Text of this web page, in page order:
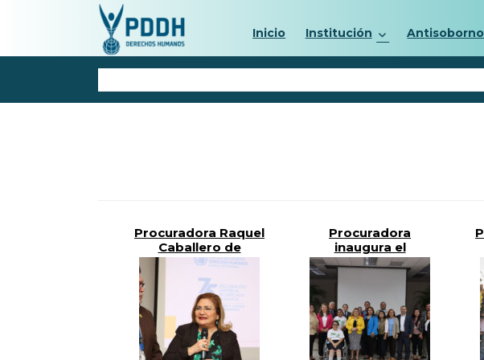
Inicio Institución Antisoborno
Procuradora Raquel
Caballero de
Guevara coordina
Jornada de
formación junto a la
Oficina del Alto
Comisionado de
Naciones Unidas
para los DDHH
Procuradora
inaugura el
Departamento por
el Derecho Humano
a la Salud de la
PDDH